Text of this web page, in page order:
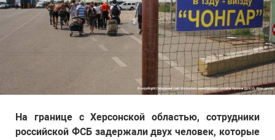
На границе с Херсонской областью, сотрудники
российской ФСБ задержали двух человек, которые